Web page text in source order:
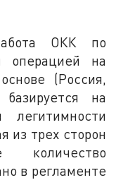
ОКК по
операцией на
(Россия,
на
из трех сторон
в регламенте